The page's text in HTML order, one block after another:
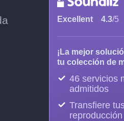
Excellent 4.3/5
¡La mejor
tu colección de
46 servicios
admitidos
Transfiere